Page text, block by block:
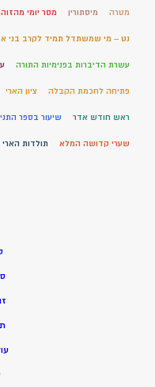
מטרה מיסתורין מסר יומי
נט – מי שמשתדל תמיד לקרב בני
עשרת הדיברות בפנימיות התורה
פתיחה לחכמת הקבלה ציון הארי
ראש חודש אדר שיעור בספר
שערי קדושה המלא תולדות הארי